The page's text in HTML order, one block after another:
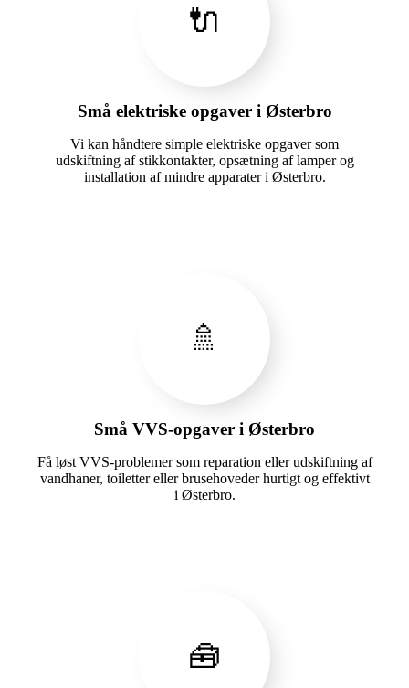
🔌
Små elektriske opgaver i Østerbro
Vi kan håndtere simple elektriske opgaver som
udskiftning af stikkontakter, opsætning af lamper og
installation af mindre apparater i Østerbro.
🚿
Små VVS-opgaver i Østerbro
Få løst VVS-problemer som reparation eller udskiftning af
vandhaner, toiletter eller brusehoveder hurtigt og effektivt
i Østerbro.
🧰